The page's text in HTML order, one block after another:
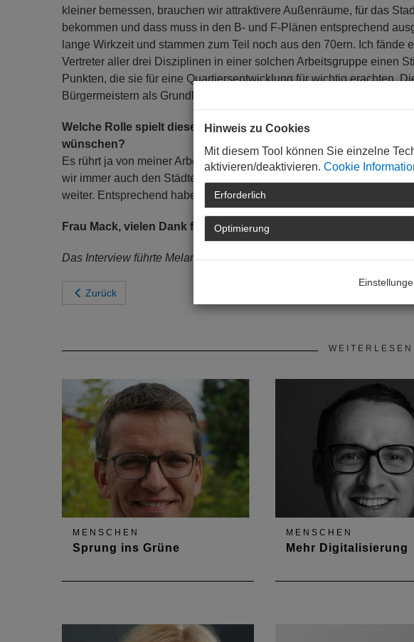
kleiner bemessen, brauchen wir attraktivere Außenräume, für das
bekommen und dass muss in den B- und F-Plänen entsprechend
lange Wirkzeit und stammen zum Teil noch aus den 70ern. Ich fände
Vertreter aller drei Disziplinen in einer solchen Arbeitsgruppe einen
Punkten, die sie für eine Quartiersentwicklung für wichtig erachten.
Bürgermeistern als Grundlage für weitere Ausweisungen zukommen
Welche Rolle spielt dieses Thema in Ihrem Berufsalltag?
wünschen?
Es rührt ja von meiner Arbeit als Architektin her, dass ich sage, die
wir immer auch den Städtebau mit, also die Lage des Gebäudes auf
weiter. Entsprechend haben auch wir schon die ein oder andere
Frau Mack, vielen Dank für das Gespräch.
Das Interview führte Melanie Schulz
Zurück
WEITERLESEN
MENSCHEN
Sprung ins Grüne
Chancen sich dadurch eröffnen,
MENSCHEN
Mehr Digitalisierung
Hinweis zu Cookies
Mit diesem Tool können Sie einzelne
aktivieren/deaktivieren. Cookie
Erforderlich
Optimierung